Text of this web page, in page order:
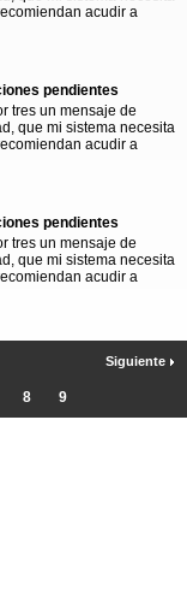
acudir a
pendientes
tres un mensaje de
que mi sistema necesita
acudir a
pendientes
tres un mensaje de
que mi sistema necesita
acudir a
8 9
Siguiente